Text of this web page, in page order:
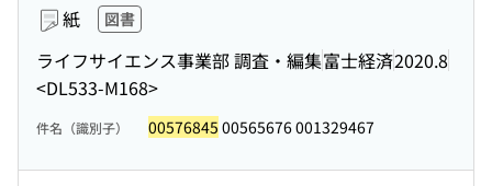
紙 図書
ライフサイエンス事業部 調査・編集富士経済2020.8
<DL533-M168>
件名（識別子） 00576845 00565676 001329467